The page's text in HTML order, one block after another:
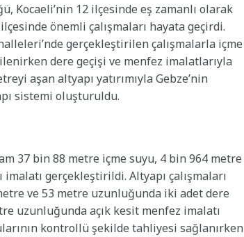
Kocaeli’nin 12 ilçesinde eş zamanlı olarak
önemli çalışmaları hayata geçirdi.
gerçekleştirilen çalışmalarla içme
dere geçişi ve menfez imalatlarıyla
aşan altyapı yatırımıyla Gebze’nin
sistemi oluşturuldu.
37 bin 88 metre içme suyu, 4 bin 964 metre
gerçekleştirildi. Altyapı çalışmaları
ve 53 metre uzunluğunda iki adet dere
uzunluğunda açık kesit menfez imalatı
kontrollü şekilde tahliyesi sağlanırken